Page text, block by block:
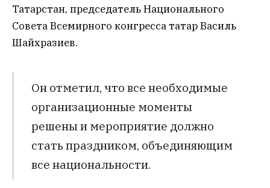
Татарстан, председатель Национального
Совета Всемирного конгресса татар Василь
Шайхразиев.
Он отметил, что все необходимые
организационные моменты
решены и мероприятие должно
стать праздником, объединяющим
все национальности.